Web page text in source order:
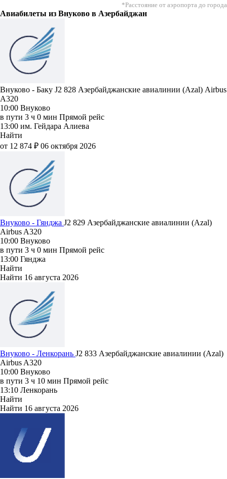
*Расстояние от аэропорта до города
Авиабилеты из Внуково в Азербайджан
Внуково - Баку J2 828 Азербайджанские авиалинии (Azal) Airbus
A320
10:00 Внуково
в пути 3 ч 0 мин Прямой рейс
13:00 им. Гейдара Алиева
Найти
от 12 874 ₽ 06 октября 2026
Внуково - Гянджа J2 829 Азербайджанские авиалинии (Azal)
Airbus A320
10:00 Внуково
в пути 3 ч 0 мин Прямой рейс
13:00 Гянджа
Найти
Найти 16 августа 2026
Внуково - Ленкорань J2 833 Азербайджанские авиалинии (Azal)
Airbus A320
10:00 Внуково
в пути 3 ч 10 мин Прямой рейс
13:10 Ленкорань
Найти
Найти 16 августа 2026